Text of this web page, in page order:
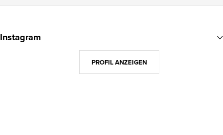
uInstagram
PROFIL ANZEIGEN